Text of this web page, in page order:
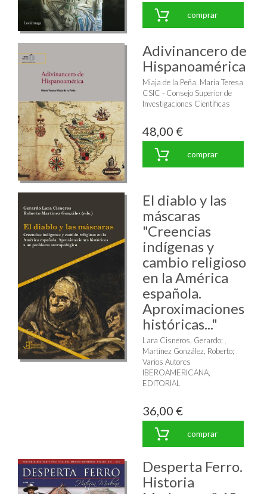
comprar
Adivinancero de
Hispanoamérica
Miaja de la Peña, María Teresa
CSIC - Consejo Superior de
Investigaciones Científicas
48,00 €
comprar
El diablo y las
máscaras
"Creencias
indígenas y
cambio religioso
en la América
española.
Aproximaciones
históricas..."
Lara Cisneros, Gerardo;
Martínez González, Roberto;
Varios Autores
IBEROAMERICANA,
EDITORIAL
36,00 €
comprar
Desperta Ferro.
Historia